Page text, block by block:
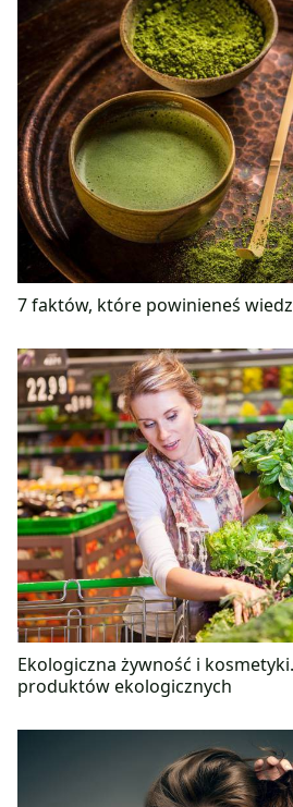
7 faktów, które powinieneś
Ekologiczna żywność i
produktów ekologicznych